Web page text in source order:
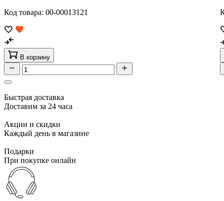
Код товара: 00-00013121
В корзину
Быстрая доставка
Доставим за 24 часа
Акции и скидки
Каждый день в магазине
Подарки
При покупке онлайн